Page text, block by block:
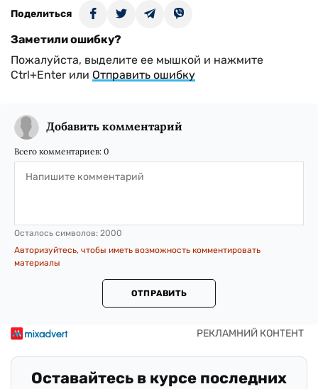
Поделиться
Заметили ошибку?
Пожалуйста, выделите ее мышкой и нажмите
Ctrl+Enter или Отправить ошибку
Добавить комментарий
Всего комментариев: 0
Осталось символов: 2000
Авторизуйтесь, чтобы иметь возможность комментировать
материалы
ОТПРАВИТЬ
Оставайтесь в курсе последних